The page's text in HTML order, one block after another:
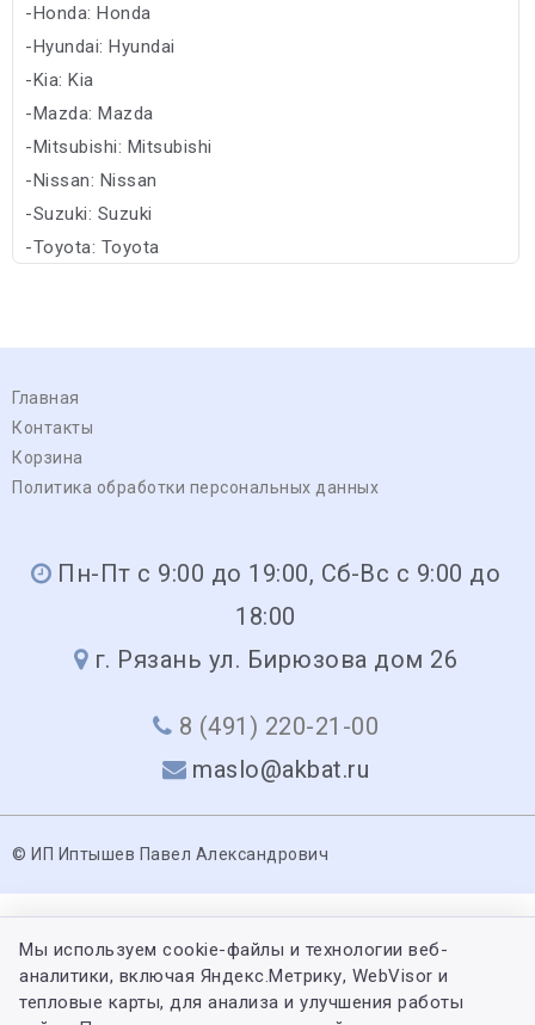
-Honda: Honda
-Hyundai: Hyundai
-Kia: Kia
-Mazda: Mazda
-Mitsubishi: Mitsubishi
-Nissan: Nissan
-Suzuki: Suzuki
-Toyota: Toyota
Главная
Контакты
Корзина
Политика обработки персональных данных
Пн-Пт с 9:00 до 19:00, Сб-Вс с 9:00 до
18:00
г. Рязань ул. Бирюзова дом 26
8 (491) 220-21-00
maslo@akbat.ru
© ИП Иптышев Павел Александрович
Мы используем cookie-файлы и технологии веб-
аналитики, включая Яндекс.Метрику, WebVisor и
тепловые карты, для анализа и улучшения работы